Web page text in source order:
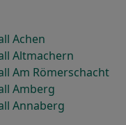
Achen
Altmachern
Am Römerschacht
Amberg
Annaberg